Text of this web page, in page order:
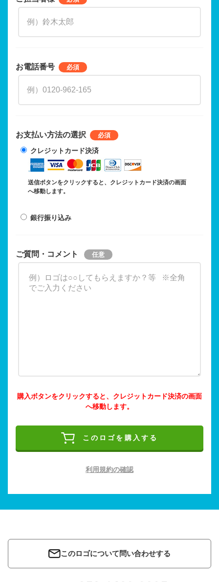
お電話番号
お支払い方法の選択
クレジットカード決済
送信ボタンをクリックすると、クレジットカード決済の画面
へ移動します。
銀行振り込み
ご質問・コメント
購入ボタンをクリックすると、クレジットカード決済の画面
へ移動します。
このロゴを購入する
利用規約の確認
このロゴについて問い合わせする